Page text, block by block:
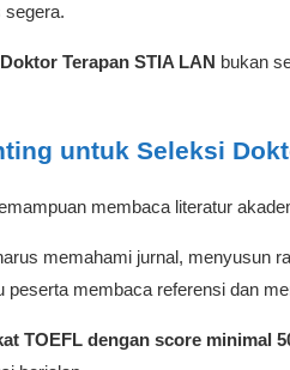
segera.
Terapan STIA LAN bukan
untuk Seleksi
membaca literatur
memahami jurnal, menyusun
membaca referensi dan
TOEFL dengan score minimal